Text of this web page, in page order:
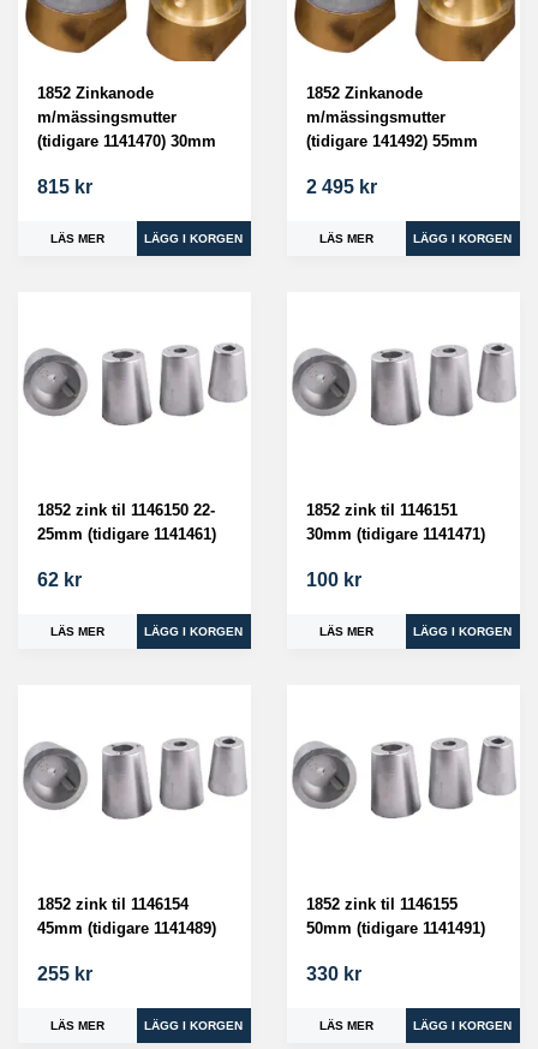
1852 Zinkanode
m/mässingsmutter
(tidigare 1141470) 30mm
815 kr
LÄS MER
1852 Zinkanode
m/mässingsmutter
(tidigare 141492) 55mm
2 495 kr
LÄS MER
1852 zink til 1146150 22-
25mm (tidigare 1141461)
62 kr
LÄS MER
1852 zink til 1146151
30mm (tidigare 1141471)
100 kr
LÄS MER
1852 zink til 1146154
45mm (tidigare 1141489)
255 kr
LÄS MER
1852 zink til 1146155
50mm (tidigare 1141491)
330 kr
LÄS MER